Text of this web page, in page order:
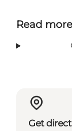
Read more
Get